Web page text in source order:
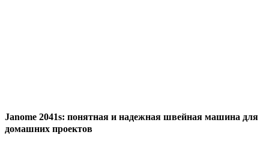
Janome 2041s: понятная и надежная швейная машина для
домашних проектов